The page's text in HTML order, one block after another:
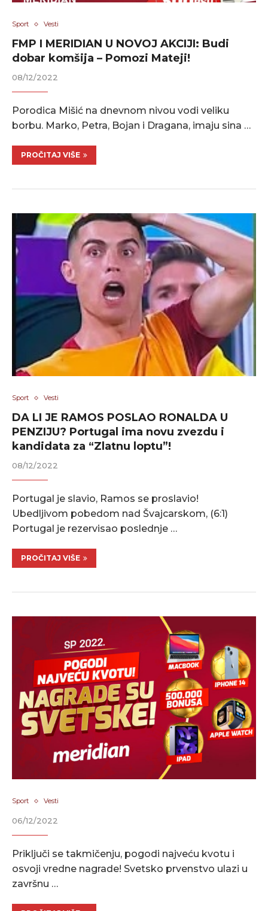
Sport Vesti
FMP I MERIDIAN U NOVOJ AKCIJI: Budi
dobar komšija – Pomozi Mateji!
08/12/2022
Porodica Mišić na dnevnom nivou vodi veliku
borbu. Marko, Petra, Bojan i Dragana, imaju sina …
PROČITAJ VIŠE
Sport Vesti
DA LI JE RAMOS POSLAO RONALDA U
PENZIJU? Portugal ima novu zvezdu i
kandidata za “Zlatnu loptu”!
08/12/2022
Portugal je slavio, Ramos se proslavio!
Ubedljivom pobedom nad Švajcarskom, (6:1)
Portugal je rezervisao poslednje …
PROČITAJ VIŠE
Sport Vesti
06/12/2022
Priključi se takmičenju, pogodi najveću kvotu i
osvoji vredne nagrade! Svetsko prvenstvo ulazi u
završnu …